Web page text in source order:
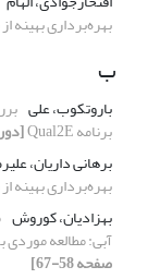
بهره‌برداری بهینه
ب
باروتکوب، علی
برنامه Qual2E
[دوره 1، شماره 2،
برهانی داریان،
بهره‌برداری بهینه
بهزادیان، کوروش
آبی: مطالعه
صفحه 58-67]